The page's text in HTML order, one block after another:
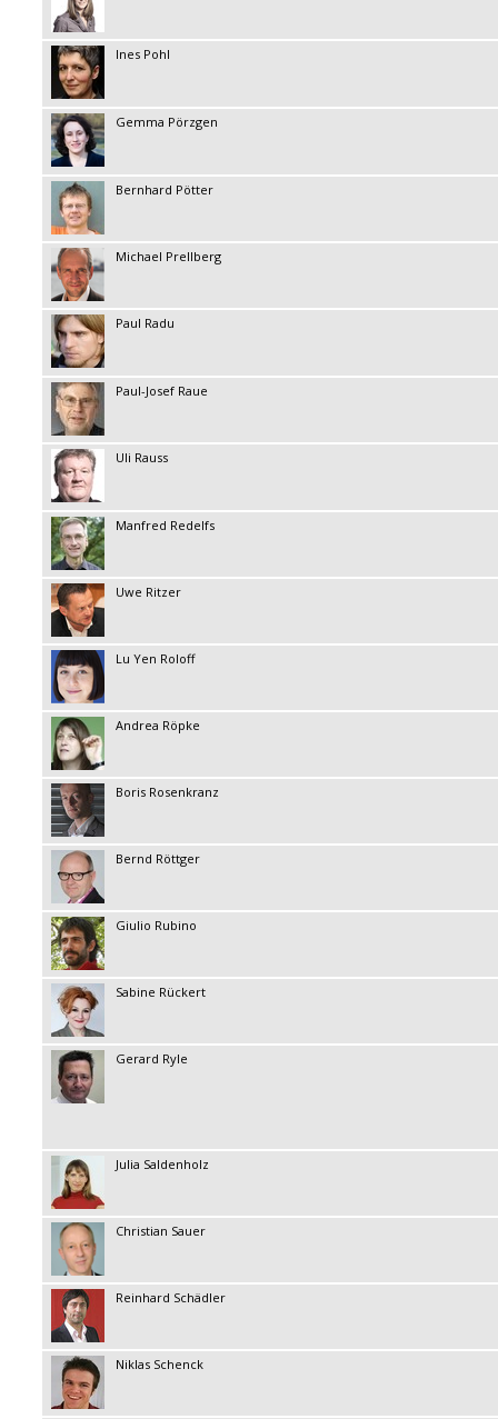
Ines Pohl
Gemma Pörzgen
Bernhard Pötter
Michael Prellberg
Paul Radu
Paul-Josef Raue
Uli Rauss
Manfred Redelfs
Uwe Ritzer
Lu Yen Roloff
Andrea Röpke
Boris Rosenkranz
Bernd Röttger
Giulio Rubino
Sabine Rückert
Gerard Ryle
Julia Saldenholz
Christian Sauer
Reinhard Schädler
Niklas Schenck